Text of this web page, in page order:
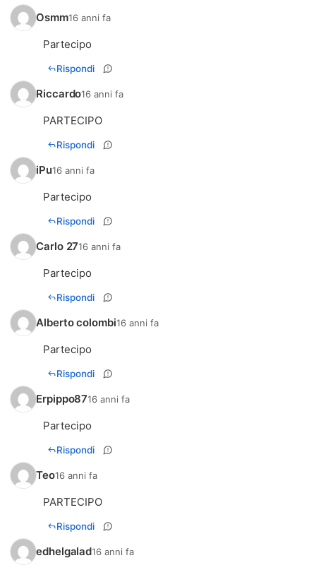
Osmm16 anni fa
Partecipo
Rispondi
Riccardo16 anni fa
PARTECIPO
Rispondi
iPu16 anni fa
Partecipo
Rispondi
Carlo 2716 anni fa
Partecipo
Rispondi
Alberto colombi16 anni fa
Partecipo
Rispondi
Erpippo8716 anni fa
Partecipo
Rispondi
Teo16 anni fa
PARTECIPO
Rispondi
edhelgalad16 anni fa